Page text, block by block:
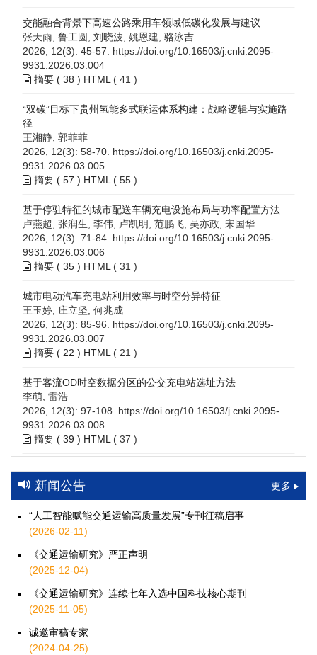
交能融合背景下高速公路乘用车领域低碳化发展与建议
张天雨, 鲁工圆, 刘晓波, 姚恩建, 骆泳吉
2026, 12(3): 45-57. https://doi.org/10.16503/j.cnki.2095-
9931.2026.03.004
摘要 ( 38 ) HTML ( 41 )
“双碳”目标下贵州氢能多式联运体系构建：战略逻辑与实施路
径
王湘静, 郭菲菲
2026, 12(3): 58-70. https://doi.org/10.16503/j.cnki.2095-
9931.2026.03.005
摘要 ( 57 ) HTML ( 55 )
基于停驻特征的城市配送车辆充电设施布局与功率配置方法
卢燕超, 张润生, 李伟, 卢凯明, 范鹏飞, 吴亦政, 宋国华
2026, 12(3): 71-84. https://doi.org/10.16503/j.cnki.2095-
9931.2026.03.006
摘要 ( 35 ) HTML ( 31 )
城市电动汽车充电站利用效率与时空分异特征
王玉婷, 庄立坚, 何兆成
2026, 12(3): 85-96. https://doi.org/10.16503/j.cnki.2095-
9931.2026.03.007
摘要 ( 22 ) HTML ( 21 )
基于客流OD时空数据分区的公交充电站选址方法
李萌, 雷浩
2026, 12(3): 97-108. https://doi.org/10.16503/j.cnki.2095-
9931.2026.03.008
摘要 ( 39 ) HTML ( 37 )
高速公路充电设施技术规划综述：场景需求、技术路线与配置
策略
2026, 12(3): 109-124.https://doi.org/10.16503/j.cnki.2095-
9931.2026.03.009
摘要 (
HTML
水运港-船多能源融合技术及集成应用——以宁波舟山港穿山港
童亮, 袁裕鹏, 袁成清, 唐道贵, 钟晓晖, 严新平
2026, 12(3): 125-136.
9931.2026.03.010
摘要 (32 ) HTML
新闻公告 更多
“人工智能赋能交通运输高质量发展”专刊征稿启事
(2026-02-11)
《交通运输研究》严正声明
(2025-12-04)
《交通运输研究》连续七年入选中国科技核心期刊
(2025-11-05)
诚邀审稿专家
(2024-04-25)